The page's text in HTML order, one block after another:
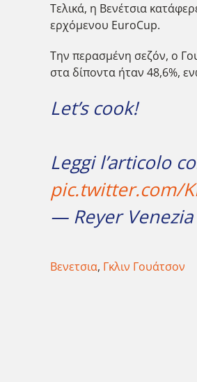
Τελικά, η Βενέτσια
ερχόμενου EuroCup.
Την περασμένη σεζόν, ο
στα δίποντα ήταν 48,6%,
Let’s cook!
Leggi l’articolo
pic.twitter.com/
— Reyer Venezia
Βενετσια, Γκλιν Γουάτσον